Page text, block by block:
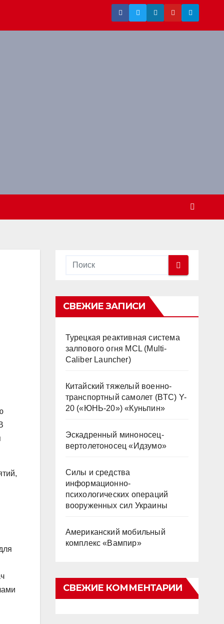
СВЕЖИЕ ЗАПИСИ
Турецкая реактивная система
залпового огня MCL (Multi-
Caliber Launcher)
Китайский тяжелый военно-
транспортный самолет (BTC) Y-
20 («ЮНЬ-20») «Куньпин»
Эскадренный миноносец-
вертолетоносец «Идзумо»
Силы и средства
информационно-
психологических операций
вооруженных сил Украины
Американский мобильный
комплекс «Вампир»
СВЕЖИЕ КОММЕНТАРИИ